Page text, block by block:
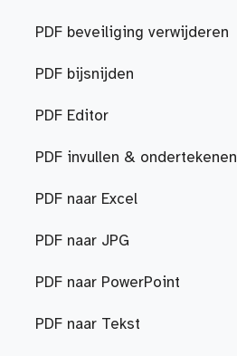
PDF beveiliging verwijderen
PDF bijsnijden
PDF Editor
PDF invullen & ondertekenen
PDF naar Excel
PDF naar JPG
PDF naar PowerPoint
PDF naar Tekst